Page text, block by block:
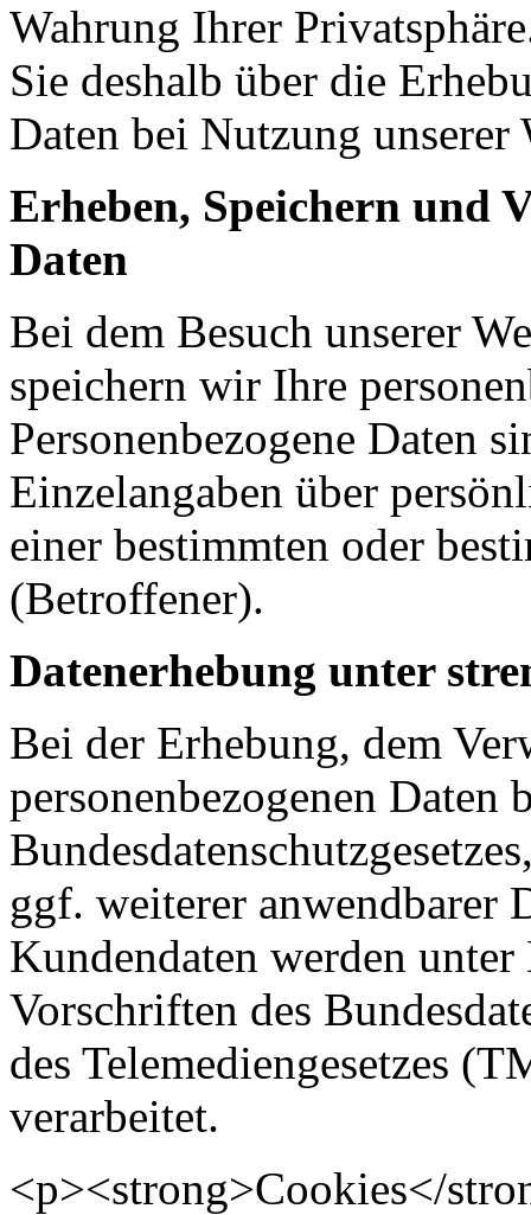
Wahrung Ihrer
Sie deshalb über die
Daten bei Nutzung unserer
Erheben, Speichern und
Daten
Bei dem Besuch unserer
speichern wir Ihre
Personenbezogene Daten
Einzelangaben über
einer bestimmten oder
(Betroffener).
Datenerhebung unter
Bei der Erhebung, dem
personenbezogenen Daten
ggf. weiterer anwendbarer
Kundendaten werden
Vorschriften des
des Telemediengesetzes
verarbeitet.
<p><strong>Cookies</